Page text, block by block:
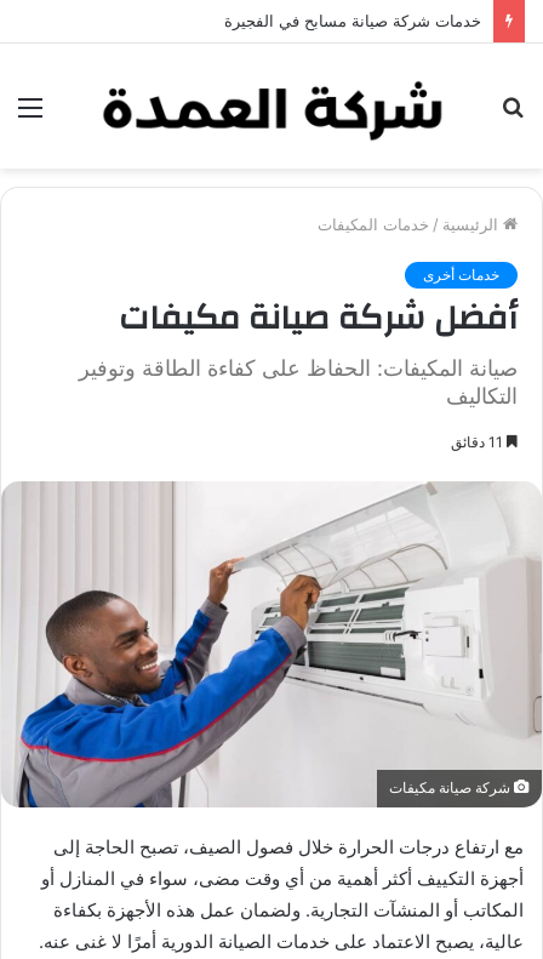
خدمات شركة جلي وتلميع الرخام في العين
الرئيسية / خدمات المكيفات
خدمات أخرى
أفضل شركة صيانة مكيفات
صيانة المكيفات: الحفاظ على كفاءة الطاقة وتوفير
التكاليف
شركة صيانة مكيفات
مع ارتفاع درجات الحرارة خلال فصول الصيف، تصبح الحاجة إلى
أجهزة التكييف أكثر أهمية من أي وقت مضى، سواء في المنازل أو
المكاتب أو المنشآت التجارية. ولضمان عمل هذه الأجهزة بكفاءة
عالية، يصبح الاعتماد على خدمات الصيانة الدورية أمرًا لا غنى عنه.